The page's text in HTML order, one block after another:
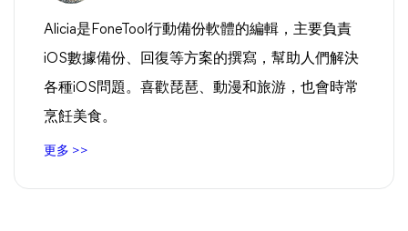
Alicia是FoneTool行動備份軟體的編輯，主要負責
iOS數據備份、回復等方案的撰寫，幫助人們解決
各種iOS問題。喜歡琵琶、動漫和旅游，也會時常
烹飪美食。
更多 >>